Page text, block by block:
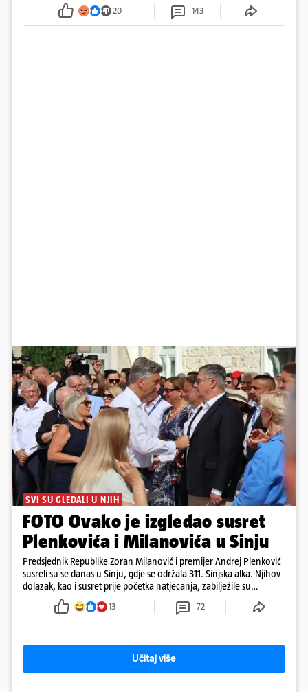
Kada bi slagali jednu na drugu, visina bi bila kao
2600 katedrala
20 143
SVI SU GLEDALI U NJIH
FOTO Ovako je izgledao susret
Plenkovića i Milanovića u Sinju
Predsjednik Republike Zoran Milanović i premijer Andrej Plenković
susreli su se danas u Sinju, gdje se održala 311. Sinjska alka. Njihov
dolazak, kao i susret prije početka natjecanja, zabilježile su
kamere. Uz Milanovića i Plenkovića, na Alku su stigli i predsjednik
Hrvatskog sabora Gordan Jandroković, sinjski gradonačelnik Miro
Bulj, zagrebački gradonačelnik Tomislav Tomašević te dubrovački
13 72
Učitaj više